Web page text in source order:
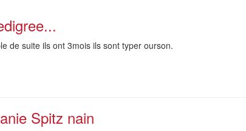
de suite ils ont 3mois ils sont typer ourson.
Spitz nain